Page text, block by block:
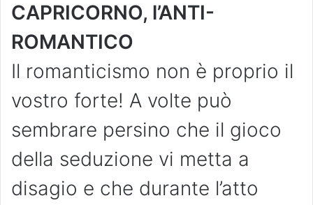
CAPRICORNO, l’ANTI-
ROMANTICO
Il romanticismo non è proprio il
vostro forte! A volte può
sembrare persino che il gioco
della seduzione vi metta a
disagio e che durante l’atto